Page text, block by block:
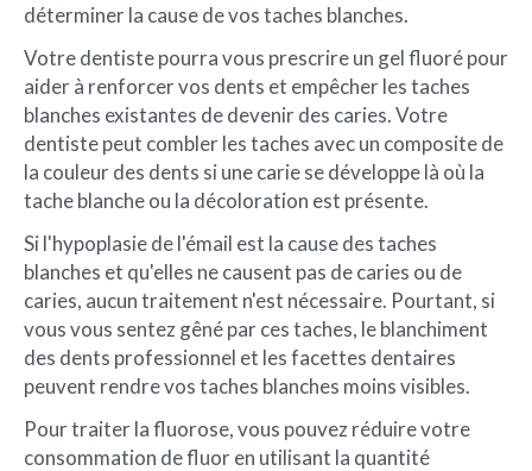
déterminer la cause de vos taches blanches.
Votre dentiste pourra vous prescrire un gel fluoré pour
aider à renforcer vos dents et empêcher les taches
blanches existantes de devenir des caries. Votre
dentiste peut combler les taches avec un composite de
la couleur des dents si une carie se développe là où la
tache blanche ou la décoloration est présente.
Si l'hypoplasie de l'émail est la cause des taches
blanches et qu'elles ne causent pas de caries ou de
caries, aucun traitement n'est nécessaire. Pourtant, si
vous vous sentez gêné par ces taches, le blanchiment
des dents professionnel et les facettes dentaires
peuvent rendre vos taches blanches moins visibles.
Pour traiter la fluorose, vous pouvez réduire votre
consommation de fluor en utilisant la quantité